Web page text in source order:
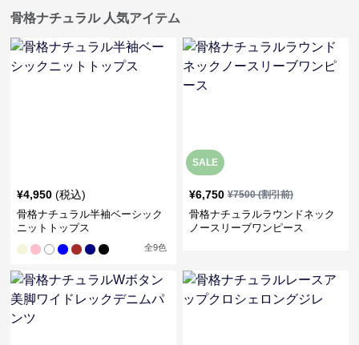
骨格ナチュラル 人気アイテム
¥4,950 (税込)
骨格ナチュラル半袖ベーシック
ニットトップス
全9色
SALE
¥6,750 ¥7500(割引前)
骨格ナチュラルラウンドネック
ノースリーブワンピース